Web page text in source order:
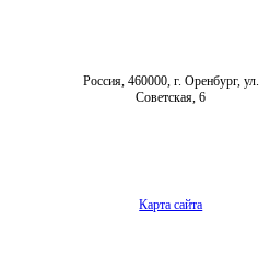
Россия, 460000, г. Оренбург, ул.
Советская, 6
Карта сайта